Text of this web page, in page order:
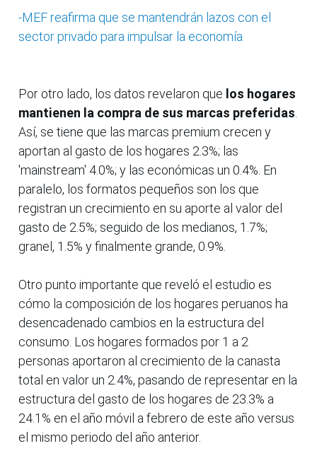
-MEF reafirma que se mantendrán lazos con el
sector privado para impulsar la economía
Por otro lado, los datos revelaron que los hogares
mantienen la compra de sus marcas preferidas
Así, se tiene que las marcas premium crecen y
aportan al gasto de los hogares 2.3%; las
'mainstream' 4.0%; y las económicas un 0.4%. En
paralelo, los formatos pequeños son los que
registran un crecimiento en su aporte al valor del
gasto de 2.5%; seguido de los medianos, 1.7%;
granel, 1.5% y finalmente grande, 0.9%.
Otro punto importante que reveló el estudio es
cómo la composición de los hogares peruanos ha
desencadenado cambios en la estructura del
consumo. Los hogares formados por 1 a 2
personas aportaron al crecimiento de la canasta
total en valor un 2.4%, pasando de representar en la
estructura del gasto de los hogares de 23.3% a
24.1% en el año móvil a febrero de este año versus
el mismo periodo del año anterior.